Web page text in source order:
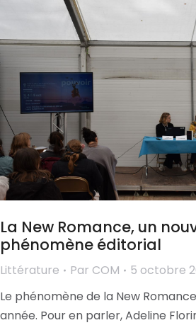
La New Romance, un
phénomène éditorial
Littérature Par COM
5 octobre
Le phénomène de la New
année. Pour en parler, Adeline